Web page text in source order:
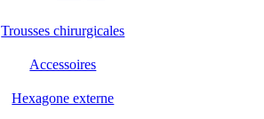
Trousses chirurgicales
Accessoires
Hexagone externe